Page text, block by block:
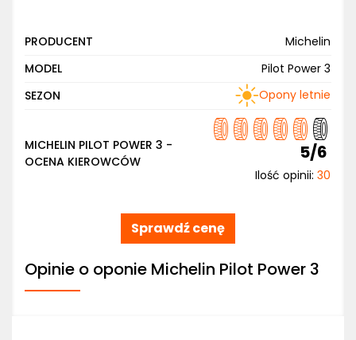
PRODUCENT
Michelin
MODEL
Pilot Power 3
SEZON
Opony letnie
MICHELIN PILOT POWER 3 -
OCENA KIEROWCÓW
5/6
Ilość opinii: 30
Sprawdź cenę
Opinie o oponie Michelin Pilot Power 3